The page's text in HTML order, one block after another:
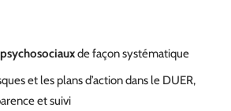
de façon systématique
et les plans d’action dans le DUER,
et suivi